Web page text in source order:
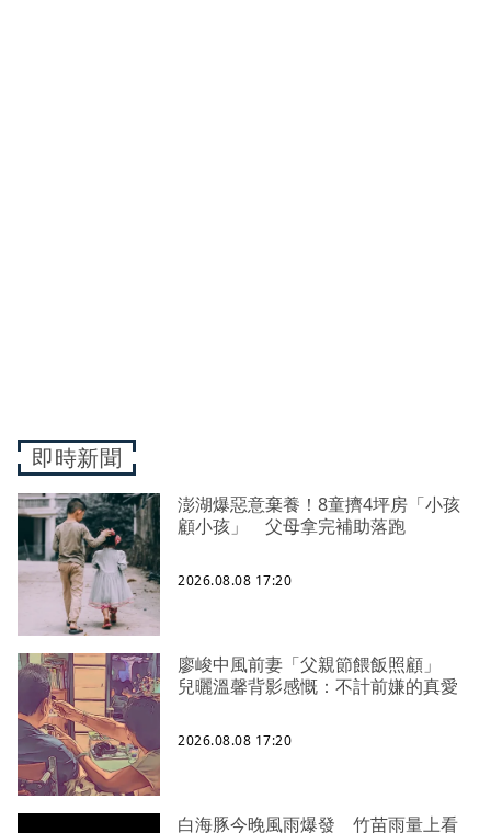
即時新聞
澎湖爆惡意棄養！8童擠4坪房「小孩
顧小孩」 父母拿完補助落跑
2026.08.08 17:20
廖峻中風前妻「父親節餵飯照顧」
兒曬溫馨背影感慨：不計前嫌的真愛
2026.08.08 17:20
白海豚今晚風雨爆發 竹苗雨量上看